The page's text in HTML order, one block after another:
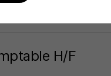
H/F